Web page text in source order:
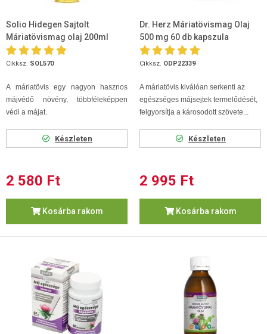
Solio Hidegen Sajtolt
Máriatövismag olaj 200ml
Cikksz. SOL570
A máriatövis egy nagyon hasznos
májvédő növény, többféleképpen
védi a májat.
Készleten
2 580 Ft
Kosárba rakom
Dr. Herz Máriatövismag Olaj
500 mg 60 db kapszula
Cikksz. ODP22339
A máriatövis kiválóan serkenti az
egészséges májsejtek termelődését,
felgyorsítja a károsodott szövete...
Készleten
2 995 Ft
Kosárba rakom